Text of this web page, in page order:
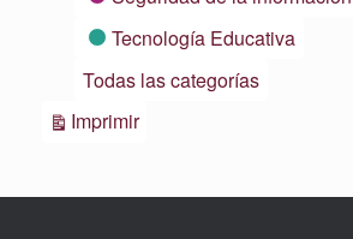
Tecnología Educativa
Todas las categorías
ImprimirVistas